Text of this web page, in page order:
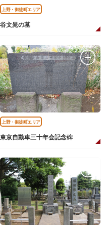
上野・御徒町エリア
谷文晁の墓
上野・御徒町エリア
東京自動車三十年会記念碑